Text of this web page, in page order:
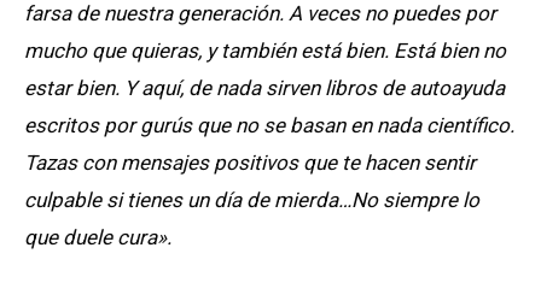
farsa de nuestra generación. A veces no puedes por
mucho que quieras, y también está bien. Está bien no
estar bien. Y aquí, de nada sirven libros de autoayuda
escritos por gurús que no se basan en nada científico.
Tazas con mensajes positivos que te hacen sentir
culpable si tienes un día de mierda…No siempre lo
que duele cura».